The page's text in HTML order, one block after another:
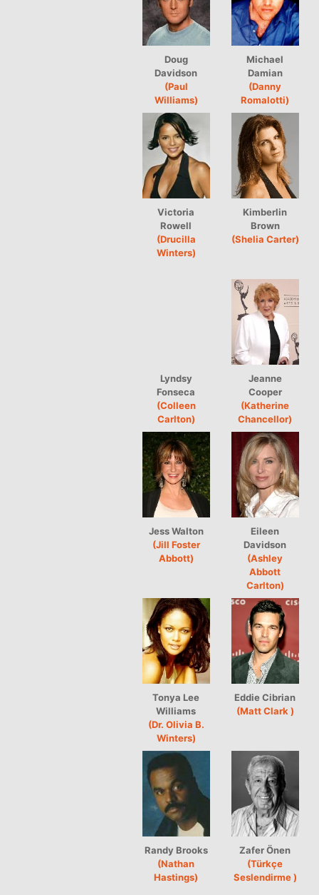
Doug
Davidson
(Paul
Williams)
Michael
Damian
(Danny
Romalotti)
Victoria
Rowell
(Drucilla
Winters)
Kimberlin
Brown
(Shelia Carter)
Lyndsy
Fonseca
(Colleen
Carlton)
Jeanne
Cooper
(Katherine
Chancellor)
Jess Walton
(Jill Foster
Abbott)
Eileen
Davidson
(Ashley
Abbott
Carlton)
Tonya Lee
Williams
(Dr. Olivia B.
Winters)
Eddie Cibrian
(Matt Clark )
Randy Brooks
(Nathan
Hastings)
Zafer Önen
(Türkçe
Seslendirme )